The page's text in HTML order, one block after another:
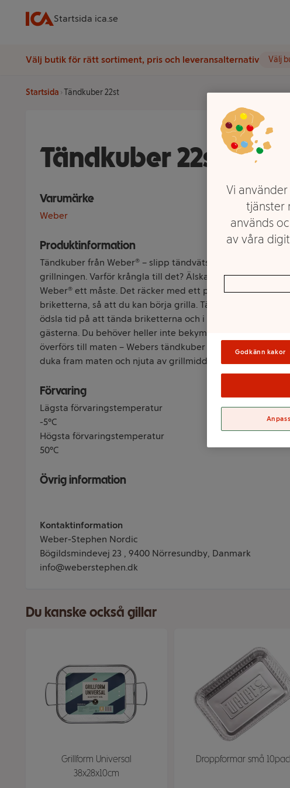
Startsida ica.se
Välj butik för rätt sortiment, pris och leveransalternativ Välj
Startsida Tändkuber 22st
Tändkuber 22st
Varumärke
Weber
Produktinformation
Tändkuber från Weber® – slipp tändvätskan och kom
grillningen. Varför krångla till det? Älskar du din
Weber® ett måste. Det räcker med ett par kuber för att
briketterna, så att du kan börja grilla. Tändkuberna hjälper
ödsla tid på att tända briketterna och i stället kan
gästerna. Du behöver heller inte bekymra dig om att rök
överförs till maten – Webers tändkuber är rök- och giftfria
duka fram maten och njuta av grillmiddagen. Rök- och
Förvaring
Lägsta förvaringstemperatur
-5°C
Högsta förvaringstemperatur
50°C
Övrig information
Kontaktinformation
Weber-Stephen Nordic
Bögildsmindevej 23 , 9400 Nörresundby, Danmark
info@weberstephen.dk
Du kanske också gillar
Grillform Universal
38x28x10cm
Droppformar små
Vi
tjänster
används
av våra
Godkänn kakor